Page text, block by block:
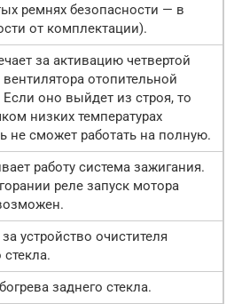
ремнях безопасности — в
от комплектации).
за активацию четвертой
вентилятора отопительной
оно выйдет из строя, то
низких температурах
не сможет работать на полную.
работу система зажигания.
реле запуск мотора
устройство очистителя
заднего стекла.